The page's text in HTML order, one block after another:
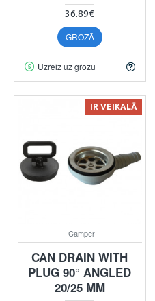
36.89€
GROZĀ
Uzreiz uz grozu
IR VEIKALĀ
Camper
CAN DRAIN WITH
PLUG 90° ANGLED
20/25 MM